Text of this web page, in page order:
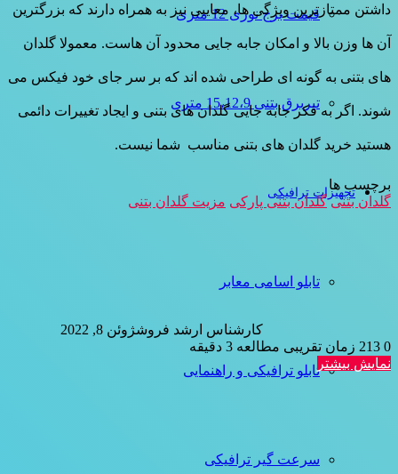
قیمت برج نوری 12 متری
تیربرق بتنی 15،12،9 متری
تجهیزات ترافیکی
تابلو اسامی معابر
تابلو ترافیکی و راهنمایی
سرعت گیر ترافیکی
داشتن ممتازترین ویژگی ها، معایبی نیز به همراه دارند که بزرگترین
آن ها وزن بالا و امکان جابه جایی محدود آن هاست. معمولا گلدان
های بتنی به گونه ای طراحی شده اند که بر سر جای خود فیکس می
شوند. اگر به فکر جابه جایی گلدان های بتنی و ایجاد تغییرات دائمی
هستید خرید گلدان های بتنی مناسب شما نیست.
برچسب ها
گلدان بتنی گلدان بتنی پارکی مزیت گلدان بتنی
کارشناس ارشد فروشژوئن 8, 2022
0
زمان تقریبی مطالعه 3 دقیقه
نمایش بیشتر